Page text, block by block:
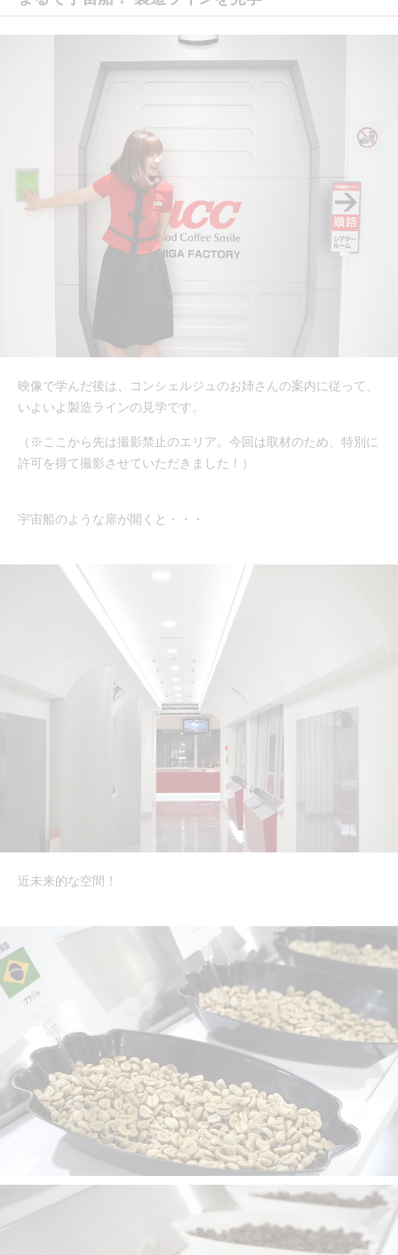
映像で学んだ後は、コンシェルジュのお姉さんの案内に従って、
いよいよ製造ラインの見学です。
（※ここから先は撮影禁止のエリア。今回は取材のため、特別に
許可を得て撮影させていただきました！）
宇宙船のような扉が開くと・・・
近未来的な空間！